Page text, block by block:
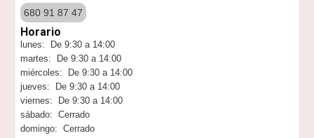
680 91 87 47
Horario
lunes: De 9:30 a 14:00
martes: De 9:30 a 14:00
miércoles: De 9:30 a 14:00
jueves: De 9:30 a 14:00
viernes: De 9:30 a 14:00
sábado: Cerrado
domingo: Cerrado